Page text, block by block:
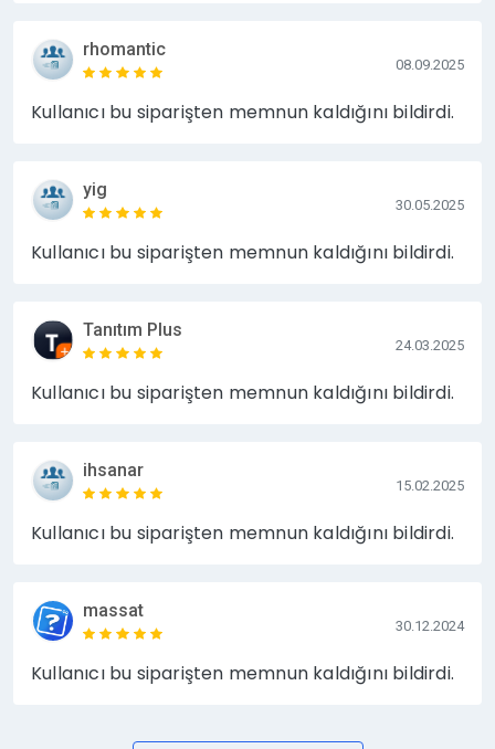
rhomantic
08.09.2025
Kullanıcı bu siparişten memnun kaldığını bildirdi.
yig
30.05.2025
Kullanıcı bu siparişten memnun kaldığını bildirdi.
Tanıtım Plus
24.03.2025
Kullanıcı bu siparişten memnun kaldığını bildirdi.
ihsanar
15.02.2025
Kullanıcı bu siparişten memnun kaldığını bildirdi.
massat
30.12.2024
Kullanıcı bu siparişten memnun kaldığını bildirdi.